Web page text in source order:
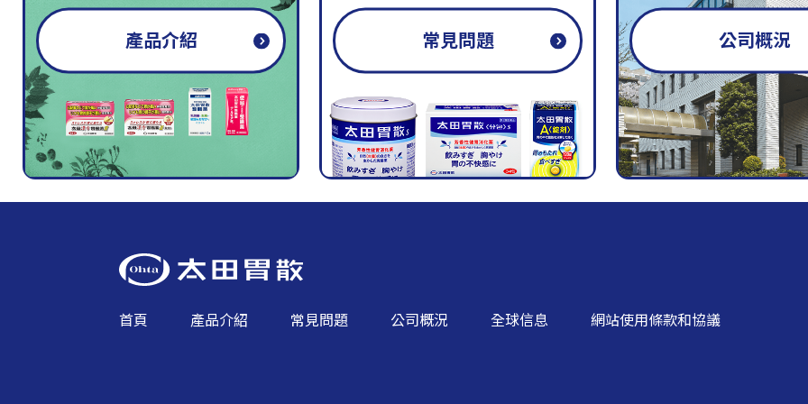
產品介紹 常見問題 公司概況
首頁 產品介紹 常見問題 公司概況 全球信息 網站使用條款和協議